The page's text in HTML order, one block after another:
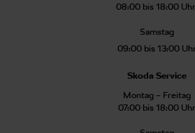
08:00 bis 18:00 Uhr
Samstag
09:00 bis 13:00
Skoda Service
Montag – Freitag
07:00 bis 18:00 Uhr